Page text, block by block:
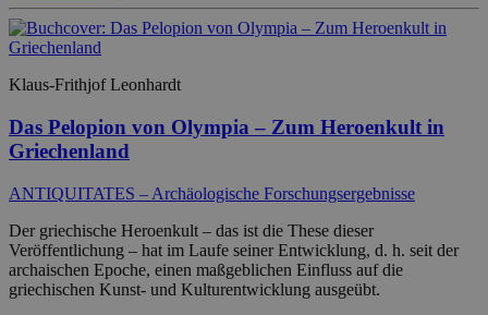
Klaus-Frithjof Leonhardt
Das Pelopion von Olympia – Zum Heroenkult in
Griechenland
ANTIQUITATES – Archäologische Forschungsergebnisse
Der griechische Heroenkult – das ist die These dieser
Veröffentlichung – hat im Laufe seiner Entwicklung, d. h. seit der
archaischen Epoche, einen maßgeblichen Einfluss auf die
griechischen Kunst- und Kulturentwicklung ausgeübt.